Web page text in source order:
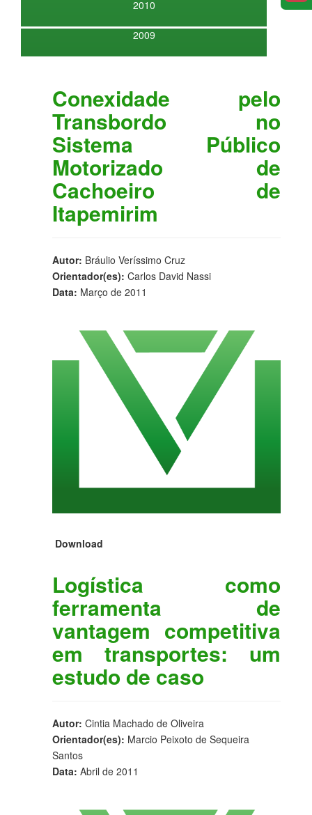
2010
2009
Conexidade pelo
Transbordo no
Sistema Público
Motorizado de
Cachoeiro de
Itapemirim
Autor: Bráulio Veríssimo Cruz
Orientador(es): Carlos David Nassi
Data: Março de 2011
Download
Logística como
ferramenta de
vantagem competitiva
em transportes: um
estudo de caso
Autor: Cintia Machado de Oliveira
Orientador(es): Marcio Peixoto de Sequeira
Santos
Data: Abril de 2011